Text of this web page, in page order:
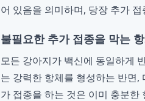
어 있음을 의미하며, 당장 추가
불필요한 추가 접종을 막는
모든 강아지가 백신에 동일하게
는 강력한 항체를 형성하는 반면
가 접종을 하는 것은 이미 충분